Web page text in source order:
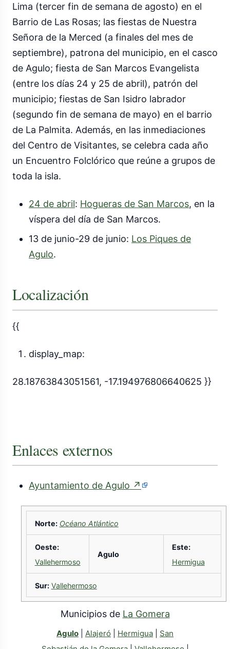
Lima (tercer fin de semana de agosto) en el
Barrio de Las Rosas; las fiestas de Nuestra
Señora de la Merced (a finales del mes de
septiembre), patrona del municipio, en el casco
de Agulo; fiesta de San Marcos Evangelista
(entre los días 24 y 25 de abril), patrón del
municipio; fiestas de San Isidro labrador
(segundo fin de semana de mayo) en el barrio
de La Palmita. Además, en las inmediaciones
del Centro de Visitantes, se celebra cada año
un Encuentro Folclórico que reúne a grupos de
toda la isla.
24 de abril: Hogueras de San Marcos, en la
víspera del día de San Marcos.
13 de junio-29 de junio: Los Piques de
Agulo.
Localización
{{
display_map:
28.18763843051561, -17.194976806640625 }}
Enlaces externos
Ayuntamiento de Agulo ↗ (enlace
Norte: Océano Atlántico
Oeste:
Vallehermoso
Agulo
Este:
Hermigua
Sur: Vallehermoso
Municipios de La Gomera
Agulo Alajeró Hermigua
San